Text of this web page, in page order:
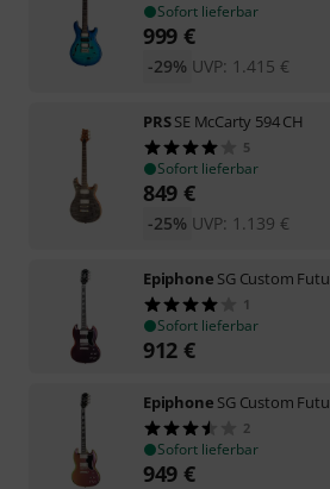
Sofort lieferbar
999 €
UVP: 1.415 €
-29%
PRSSE McCarty 594 CH
5
Sofort lieferbar
849 €
UVP: 1.139 €
-25%
Epiphone SG Custom
1
Sofort lieferbar
912 €
Epiphone SG Custom
2
Sofort lieferbar
949 €